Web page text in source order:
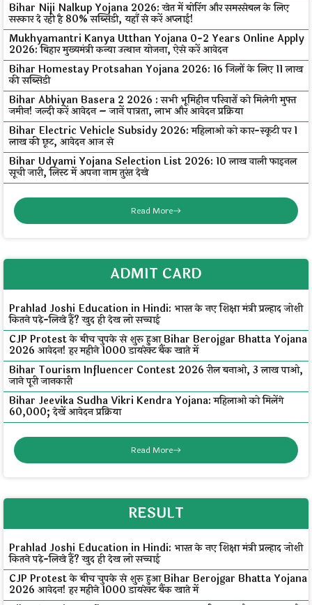
Bihar Niji Nalkup Yojana 2026: खेत में बोरिंग और समरसेबल के लिए
सरकार दे रही है 80% सब्सिडी, यहाँ से करें अप्लाई!
Mukhyamantri Kanya Utthan Yojana 0-2 Years Online Apply
2026: बिहार मुख्यमंत्री कन्या उत्थान योजना, ऐसे करें आवेदन
Bihar Homestay Protsahan Yojana 2026: 16 जिलों के लिए ₹11 लाख
की सब्सिडी
Bihar Abhiyan Basera 2 2026 : सभी भूमिहीन परिवारों को मिलेगी मुफ्त
जमीन! जल्दी करें आवेदन – जानें पात्रता, लाभ और आवेदन प्रक्रिया
Bihar Electric Vehicle Subsidy 2026: महिलाओं को कार-स्कूटी पर ₹1
लाख की छूट, आवेदन आज से
Bihar Udyami Yojana Selection List 2026: ₹10 लाख वाली फाइनल
सूची जारी, लिस्ट में अपना नाम तुरंत देखे
Read More
ADMIT CARD
Prahlad Joshi Education in Hindi: भारत के नए शिक्षा मंत्री प्रल्हाद जोशी
कितने पढ़े-लिखे हैं? खुद ही देख लो सच्चाई
CJP Protest के बीच चुपके से शुरू हुआ Bihar Berojgar Bhatta Yojana
2026 आवेदन! हर महीने ₹1000 डायरेक्ट बैंक खाते में
Bihar Tourism Influencer Contest 2026 रील बनाओ, ₹3 लाख पाओ,
जाने पूरी जानकारी
Bihar Jeevika Sudha Vikri Kendra Yojana: महिलाओं को मिलेंगे
₹60,000; देखें आवेदन प्रक्रिया
Read More
RESULT
Prahlad Joshi Education in Hindi: भारत के नए शिक्षा मंत्री प्रल्हाद जोशी
कितने पढ़े-लिखे हैं? खुद ही देख लो सच्चाई
CJP Protest के बीच चुपके से शुरू हुआ Bihar Berojgar Bhatta Yojana
2026 आवेदन! हर महीने ₹1000 डायरेक्ट बैंक खाते में